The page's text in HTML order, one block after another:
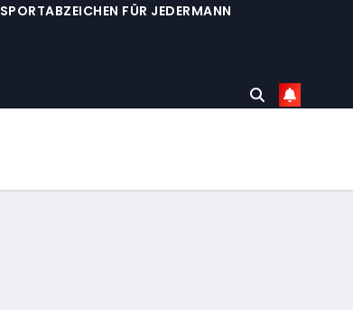
SPORTABZEICHEN FÜR JEDERMANN